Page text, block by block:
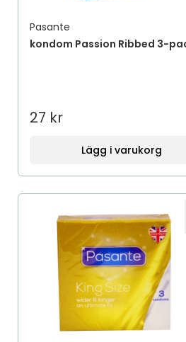
Pasante
kondom Passion Ribbed 3-
27 kr
Lägg i varukorg